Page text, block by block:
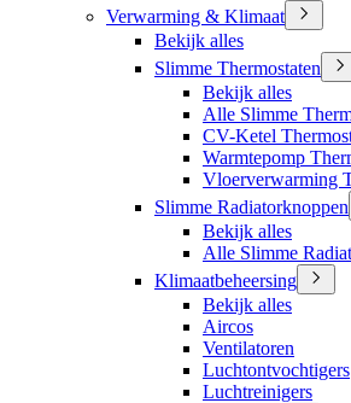
Verwarming & Klimaat
Bekijk alles
Slimme Thermostaten
Bekijk alles
Alle Slimme
CV-Ketel
Warmtepomp
Vloerverwarming
Slimme Radiatorknoppen
Bekijk alles
Alle Slimme
Klimaatbeheersing
Bekijk alles
Aircos
Ventilatoren
Luchtontvochtigers
Luchtreinigers